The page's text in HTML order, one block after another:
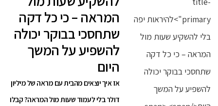
המראה – כי כל דקה
שתחסכי בבוקר יכולה
להשפיע על המשך
היום
אז איך יוצאים מהבית עם מראה של מיליון
דולר בלי לעמוד שעות מול המראה? קבלו